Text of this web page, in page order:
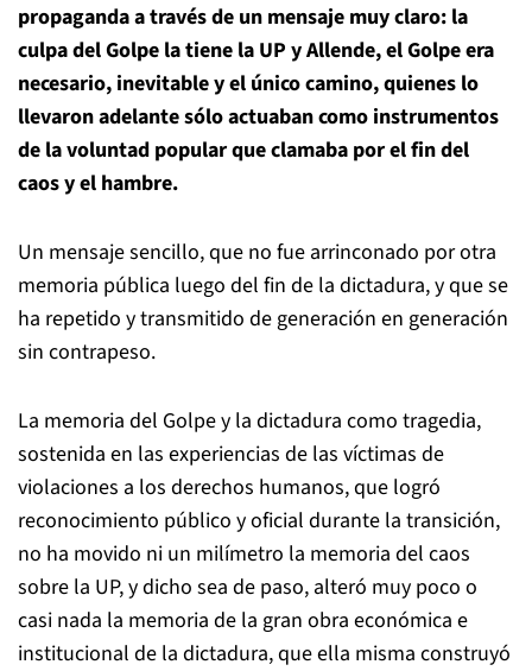
propaganda a través de un mensaje muy claro: la
culpa del Golpe la tiene la UP y Allende, el Golpe era
necesario, inevitable y el único camino, quienes lo
llevaron adelante sólo actuaban como instrumentos
de la voluntad popular que clamaba por el fin del
caos y el hambre.
Un mensaje sencillo, que no fue arrinconado por otra
memoria pública luego del fin de la dictadura, y que se
ha repetido y transmitido de generación en generación
sin contrapeso.
La memoria del Golpe y la dictadura como tragedia,
sostenida en las experiencias de las víctimas de
violaciones a los derechos humanos, que logró
reconocimiento público y oficial durante la transición,
no ha movido ni un milímetro la memoria del caos
sobre la UP, y dicho sea de paso, alteró muy poco o
casi nada la memoria de la gran obra económica e
institucional de la dictadura, que ella misma construyó